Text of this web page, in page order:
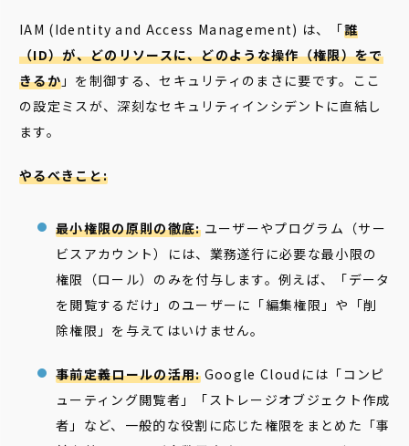
IAM (Identity and Access Management) は、「誰
（ID）が、どのリソースに、どのような操作（権限）をで
きるか」を制御する、セキュリティのまさに要です。ここ
の設定ミスが、深刻なセキュリティインシデントに直結し
ます。
やるべきこと:
最小権限の原則の徹底:ユーザーやプログラム（サー
ビスアカウント）には、業務遂行に必要な最小限の
権限（ロール）のみを付与します。例えば、「データ
を閲覧するだけ」のユーザーに「編集権限」や「削
除権限」を与えてはいけません。
事前定義ロールの活用:Google Cloudには「コンピ
ューティング閲覧者」「ストレージオブジェクト作成
者」など、一般的な役割に応じた権限をまとめた「事